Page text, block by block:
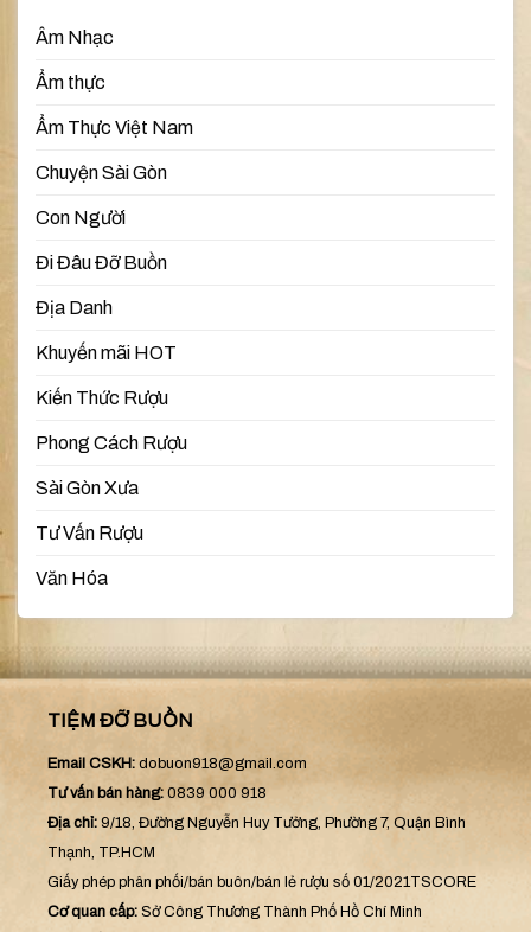
Âm Nhạc
Ẩm thực
Ẩm Thực Việt Nam
Chuyện Sài Gòn
Con Người
Đi Đâu Đỡ Buồn
Địa Danh
Khuyến mãi HOT
Kiến Thức Rượu
Phong Cách Rượu
Sài Gòn Xưa
Tư Vấn Rượu
Văn Hóa
TIỆM ĐỠ BUỒN
Email CSKH: dobuon918@gmail.com
Tư vấn bán hàng: 0839 000 918
Địa chỉ: 9/18, Đường Nguyễn Huy Tưởng, Phường 7, Quận Bình
Thạnh, TP.HCM
Giấy phép phân phối/bán buôn/bán lẻ rượu số 01/2021TSCORE
Cơ quan cấp: Sở Công Thương Thành Phố Hồ Chí Minh